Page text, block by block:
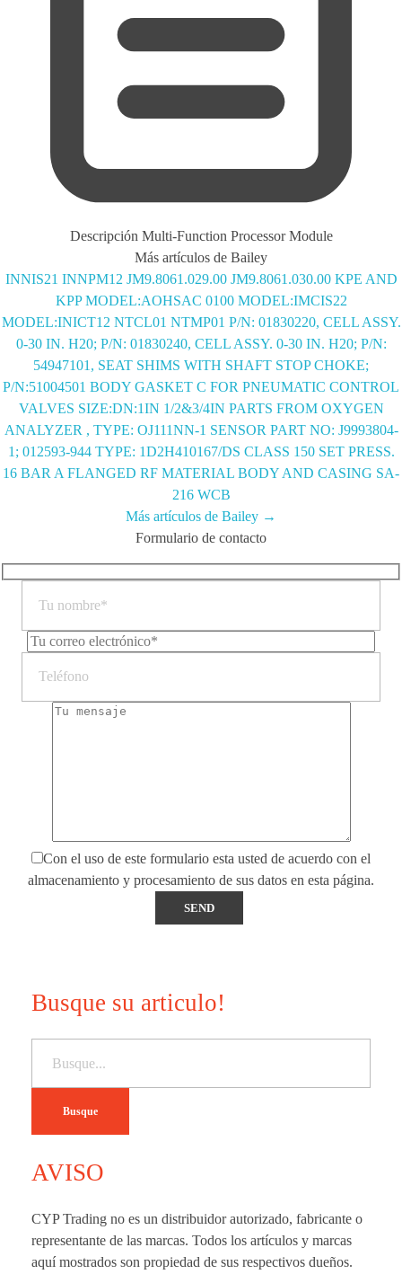
Descripción Multi-Function Processor Module
Más artículos de Bailey
INNIS21 INNPM12 JM9.8061.029.00 JM9.8061.030.00 KPE AND
KPP MODEL:AOHSAC 0100 MODEL:IMCIS22
MODEL:INICT12 NTCL01 NTMP01 P/N: 01830220, CELL ASSY.
0-30 IN. H20; P/N: 01830240, CELL ASSY. 0-30 IN. H20; P/N:
54947101, SEAT SHIMS WITH SHAFT STOP CHOKE;
P/N:51004501 BODY GASKET C FOR PNEUMATIC CONTROL
VALVES SIZE:DN:1IN 1/2&3/4IN PARTS FROM OXYGEN
ANALYZER , TYPE: OJ111NN-1 SENSOR PART NO: J9993804-
1; 012593-944 TYPE: 1D2H410167/DS CLASS 150 SET PRESS.
16 BAR A FLANGED RF MATERIAL BODY AND CASING SA-
216 WCB
Más artículos de Bailey →
Formulario de contacto
Con el uso de este formulario esta usted de acuerdo con el
almacenamiento y procesamiento de sus datos en esta página.
Busque su articulo!
Busque
AVISO
CYP Trading no es un distribuidor autorizado, fabricante o
representante de las marcas. Todos los artículos y marcas
aquí mostrados son propiedad de sus respectivos dueños.